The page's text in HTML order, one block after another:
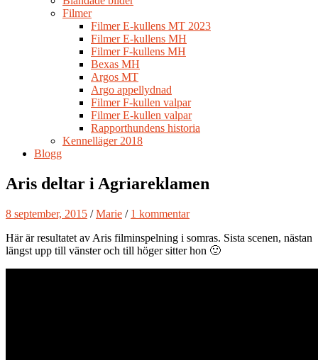
Filmer
Filmer E-kullens MT 2023
Filmer E-kullens MH
Filmer F-kullens MH
Bexas MH
Argos MT
Argo appellydnad
Filmer F-kullen valpar
Filmer E-kullen valpar
Rapporthundens historia
Kennelläger 2018
Blogg
Aris deltar i Agriareklamen
8 september, 2015 /Marie / 1 kommentar
Här är resultatet av Aris filminspelning i somras. Sista scenen, nästan
längst upp till vänster och till höger sitter hon 🙂